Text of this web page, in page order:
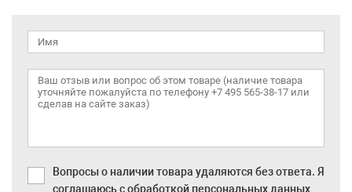
Вопросы о наличии товара удаляются без ответа. Я
соглашаюсь с обработкой персональных данных